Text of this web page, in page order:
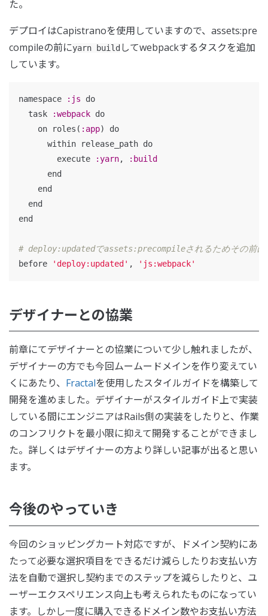
た。
デプロイはCapistranoを使用していますので、assets:pre
compileの前にyarn build してwebpackするタスクを追加
しています。
namespace :js
do
task
:webpack do
on
roles ( :app)
do
within
release_path do
execute
:yarn,
:build
end
end
end
end
# deploy:updatedでassets:precompileされるためその前に
before
'deploy:updated' , 'js:webpack'
デザイナーとの協業
前章にてデザイナーとの協業について少し触れましたが、
デザイナーの方でも今回ムームードメインを作り変えてい
くにあたり、 Fractalを使用したスタイルガイドを構築して
開発を進めました。デザイナーがスタイルガイド上で実装
している間にエンジニアはRails側の実装をしたりと、作業
のコンフリクトを最小限に抑えて開発することができまし
た。詳しくはデザイナーの方より詳しい記事が出ると思い
ます。
今後のやっていき
今回のショッピングカート対応ですが、ドメイン契約にあ
たって必要な選択項目をできるだけ減らしたりお支払い方
法を自動で選択し契約までのステップを減らしたりと、ユ
ーザーエクスペリエンス向上も考えられたものになってい
ます。しかし一度に購入できるドメイン数やお支払い方法